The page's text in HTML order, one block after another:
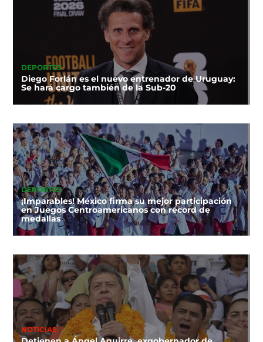
DEPORTES
Diego Forlán es el nuevo entrenador de Uruguay:
Se hará cargo también de la Sub-20
DEPORTES
¡Imparables! México firma su mejor participación
en Juegos Centroamericanos con récord de
medallas
NOTICIAS